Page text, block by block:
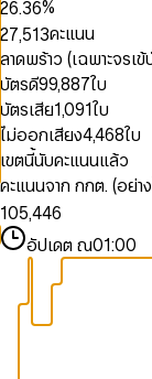
8
9
9 9
2
3
4
5
6
7
8
9
6
7
8
9
.3
4
5
6
7
8
9
6
7
8
9
%
1
2
3
4
5
6
7
8
9
6
7
8
9
,
4
5
6
7
8
9
0
1
2
3
4
5
6
7
8
9
2
3
4
5
6
7
8
9
คะแนน
ลาดพร้าว (เฉพาะจรเ
บัตรดี99,887ใบ
บัตรเสีย1,091ใบ
ไม่ออกเสียง4,468ใบ
เขตนี้นับคะแนนแล้ว
คะแนนจาก กกต. (อย่า
1
2
3
0
1
2
5
0
1
2
3
4
5
6
7
,
0
1
2
3
4
5
6
0
1
2
3
4
5
6
8
0
1
2
3
4
5
6
8
อัปเดต ณ01:00